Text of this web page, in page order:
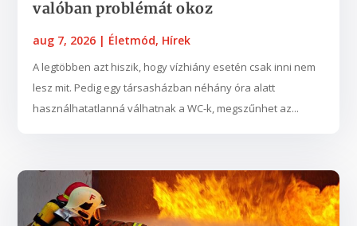
valóban problémát okoz
aug 7, 2026 | Életmód, Hírek
A legtöbben azt hiszik, hogy vízhiány esetén csak inni nem
lesz mit. Pedig egy társasházban néhány óra alatt
használhatatlanná válhatnak a WC-k, megszűnhet az...